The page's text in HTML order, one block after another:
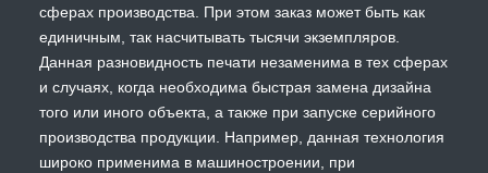
сферах производства. При этом заказ может быть как
единичным, так насчитывать тысячи экземпляров.
Данная разновидность печати незаменима в тех сферах
и случаях, когда необходима быстрая замена дизайна
того или иного объекта, а также при запуске серийного
производства продукции. Например, данная технология
широко применима в машиностроении, при